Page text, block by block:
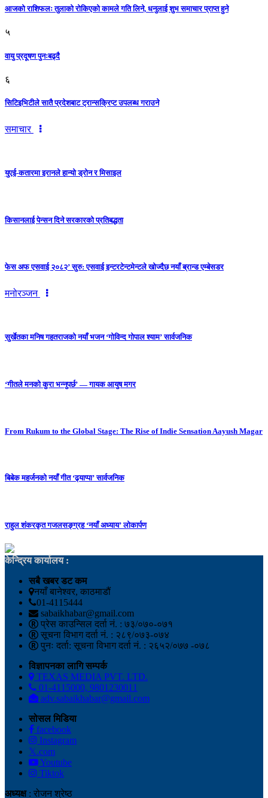
आजको राशिफलः तुलाकाे रोकिएको कामले गति लिने, धनुलाई शुभ समाचार प्राप्त हुने
५
वायु प्रदूषण पुनःबढ्दै
६
सिटिइभिटीले सातै प्रदेशबाट ट्रान्सक्रिप्ट उपलब्ध गराउने
समाचार
युएई-कतारमा इरानले हान्यो ड्रोन र मिसाइल
किसानलाई पेन्सन दिने सरकारको प्रतिबद्धता
फेस अफ एसवाई २०८२’ सुरु: एसवाई इन्टरटेन्टमेन्टले खोज्दैछ नयाँ ब्रान्ड एम्बेसडर
मनोरञ्जन
सुर्खेतका मनिष गहतराजको नयाँ भजन ‘गोविन्द गोपाल श्याम’ सार्वजनिक
‘गीतले मनको कुरा भन्नुपर्छ’ — गायक आयुष मगर
From Rukum to the Global Stage: The Rise of Indie Sensation Aayush Magar
बिबेक महर्जनको नयाँ गीत ‘ढ्याप्पा’ सार्वजनिक
राहुल शंकरकृत गजलसङ्ग्रह ‘नयाँ अध्याय’ लोकार्पण
केन्द्रिय कार्यालय :
सबै खबर डट कम
नयाँ बानेश्वर, काठमाडौं
01-4115444
sabaikhabar@gmail.com
प्रेस काउन्सिल दर्ता नं. : ७३/०७०-०७१
सूचना विभाग दर्ता नं. : २८९/०७३-०७४
पुनः दर्ता: सूचना विभाग दर्ता नं. : २६५२/०७७ -०७८
विज्ञापनका लागि सम्पर्क
TEXAS MEDIA PVT. LTD.
01-4115000, 9801230011
adv.sabaikhabar@gmail.com
सोसल मिडिया
facebook
Instagram
𝕏.com
Youtube
Tiktok
अध्यक्ष: रोजन श्रेष्ठ